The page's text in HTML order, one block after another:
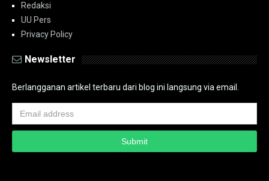
Redaksi
UU Pers
Privacy Policy
Newsletter
Berlangganan artikel terbaru dari blog ini langsung via email.